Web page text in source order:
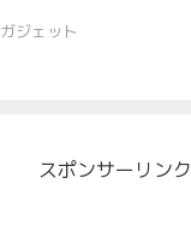
ガジェット
スポンサーリンク